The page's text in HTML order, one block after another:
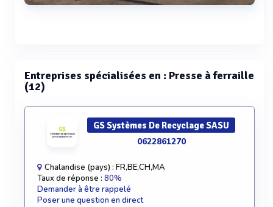
Entreprises spécialisées en : Presse à ferraille
(12)
GS Systèmes De Recyclage SASU
0622861270
Chalandise (pays) : FR,BE,CH,MA
Taux de réponse : 80%
Demander à être rappelé
Poser une question en direct